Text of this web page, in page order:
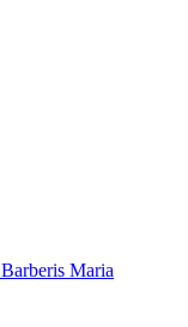
Barberis Maria